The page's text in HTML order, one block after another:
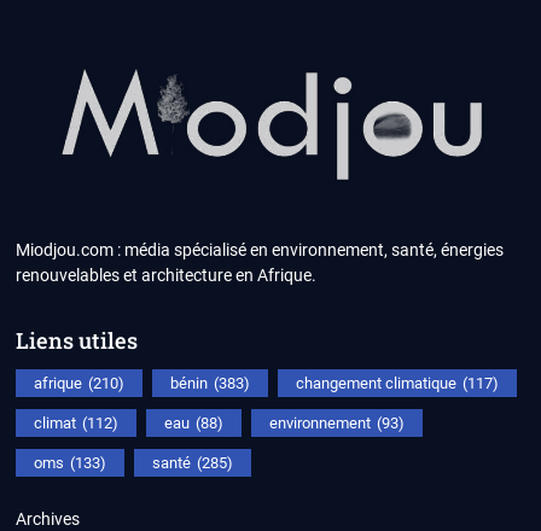
Miodjou.com : média spécialisé en environnement, santé, énergies
renouvelables et architecture en Afrique.
Liens utiles
afrique (210) bénin (383) changement climatique (117)
climat (112) eau (88) environnement (93)
oms (133) santé (285)
Archives